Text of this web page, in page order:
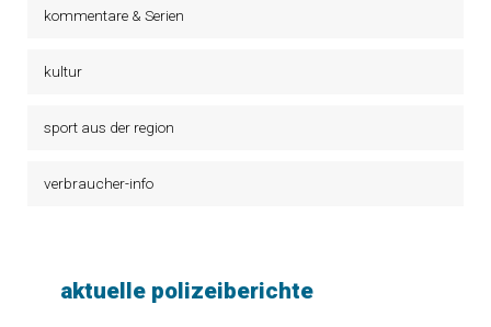
kommentare & Serien
kultur
sport aus der region
verbraucher-info
aktuelle polizeiberichte